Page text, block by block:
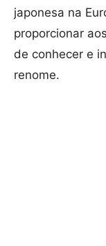
japonesa na
proporcionar
de conhecer e
renome.